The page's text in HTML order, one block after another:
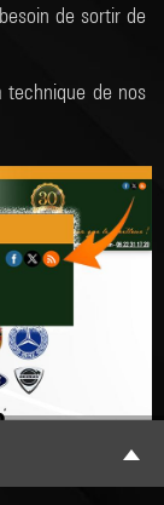
de sortir de
technique de nos